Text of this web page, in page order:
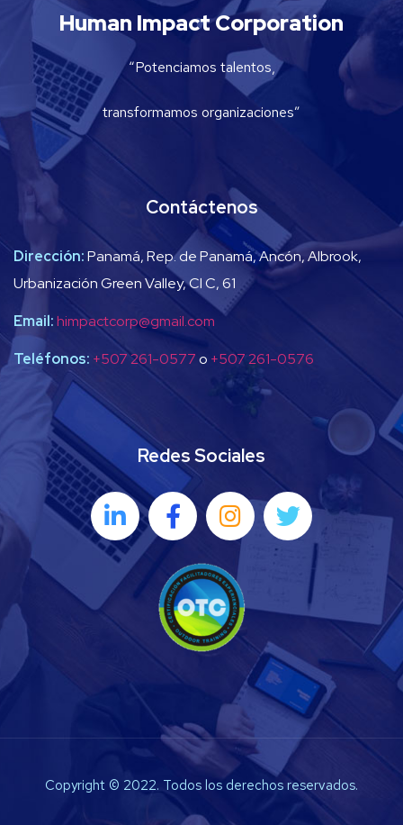
Human Impact Corporation
“Potenciamos talentos,
transformamos organizaciones”
Contáctenos
Dirección:Panamá, Rep. de Panamá, Ancón, Albrook,
Urbanización Green Valley, Cl C, 61
Email:himpactcorp@gmail.com
Teléfonos: +507 261-0577o +507 261-0576
Redes Sociales
Copyright © 2022. Todos los derechos reservados.